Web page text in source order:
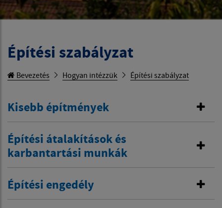
Építési szabályzat
Bevezetés Hogyan intézzük Építési szabályzat
Kisebb építmények
Építési átalakítások és
karbantartási munkák
Építési engedély